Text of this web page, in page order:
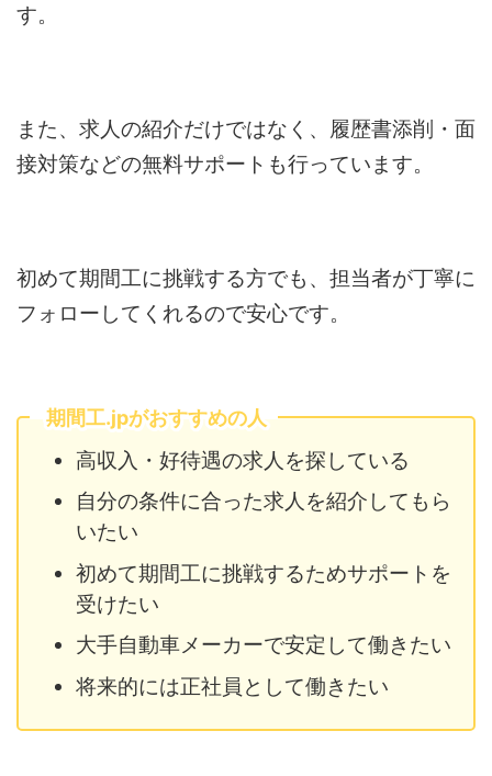
す。
また、求人の紹介だけではなく、履歴書添削・面
接対策などの無料サポートも行っています。
初めて期間工に挑戦する方でも、担当者が丁寧に
フォローしてくれるので安心です。
期間工.jpがおすすめの人
高収入・好待遇の求人を探している
自分の条件に合った求人を紹介してもら
いたい
初めて期間工に挑戦するためサポートを
受けたい
大手自動車メーカーで安定して働きたい
将来的には正社員として働きたい